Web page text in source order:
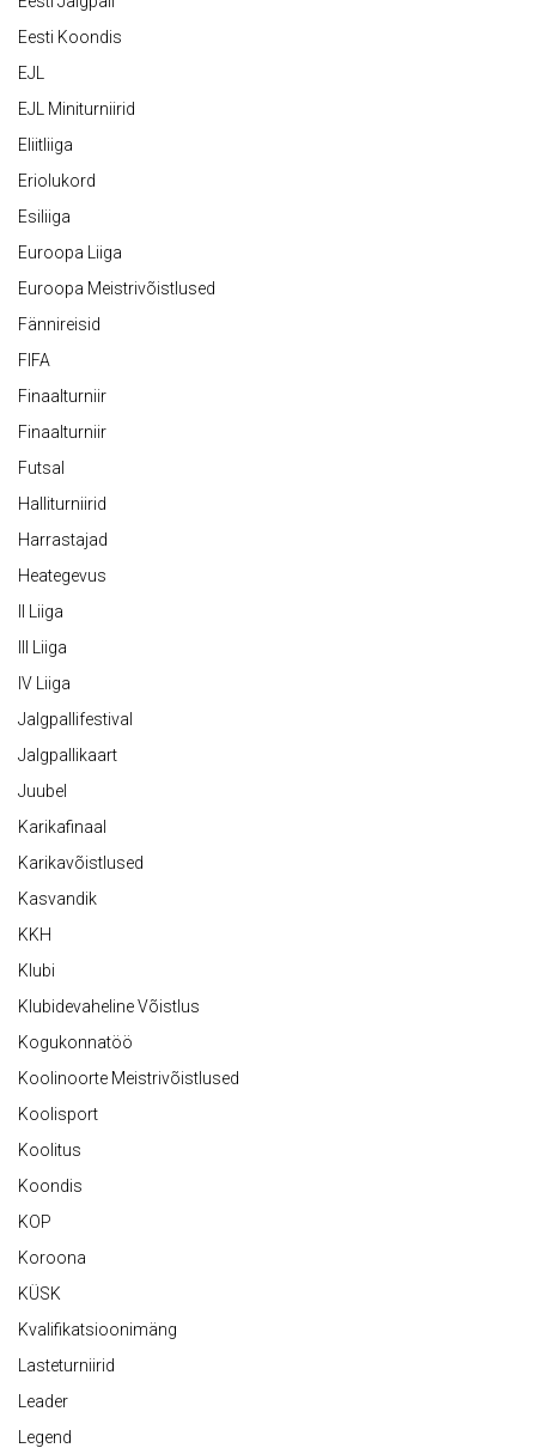
Eesti Koondis
EJL
EJL Miniturniirid
Eliitliiga
Eriolukord
Esiliiga
Euroopa Liiga
Euroopa Meistrivõistlused
Fännireisid
FIFA
Finaalturniir
Finaalturniir
Futsal
Halliturniirid
Harrastajad
Heategevus
II Liiga
III Liiga
IV Liiga
Jalgpallifestival
Jalgpallikaart
Juubel
Karikafinaal
Karikavõistlused
Kasvandik
KKH
Klubi
Klubidevaheline Võistlus
Kogukonnatöö
Koolinoorte Meistrivõistlused
Koolisport
Koolitus
Koondis
KOP
Koroona
KÜSK
Kvalifikatsioonimäng
Lasteturniirid
Leader
Legend